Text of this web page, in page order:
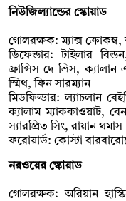
নিউজিল্যান্ডের স্কোয়াড
গোলরক্ষক: ম্যাক্স
ডিফেন্ডার: টাইলার
ফ্রান্সিস দে ভ্রিস,
স্মিথ, ফিন সারম্যান
মিডফিল্ডার: ল্যাচলান
ক্যালাম ম্যাককাওয়াট,
স্যারপ্রিত সিং, রায়ান থমাস
ফরোয়ার্ড: কোস্টা
নরওয়ের স্কোয়াড
গোলরক্ষক: অরিয়ান